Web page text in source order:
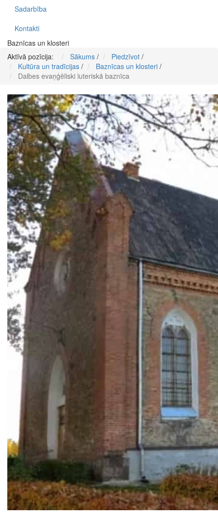
Sadarbība
Kontakti
Baznīcas un klosteri
Aktīvā pozīcija:
Sākums / Piedzīvot /
Kultūra un tradīcijas / Baznīcas un klosteri /
Dalbes evaņģēliski luteriskā baznīca